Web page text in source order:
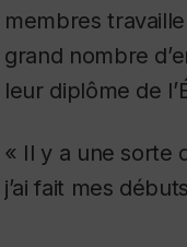
membres
grand nombre
leur diplôme de
« Il y a une sorte
j’ai fait mes